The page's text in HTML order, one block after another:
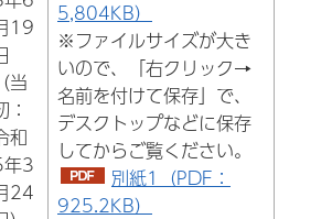
19
（当
：
和
3
24
5,804KB）
※ファイルサイズが大き
いので、「右クリック→
名前を付けて保存」で、
デスクトップなどに保存
してからご覧ください。
別紙1（PDF：
925.2KB）